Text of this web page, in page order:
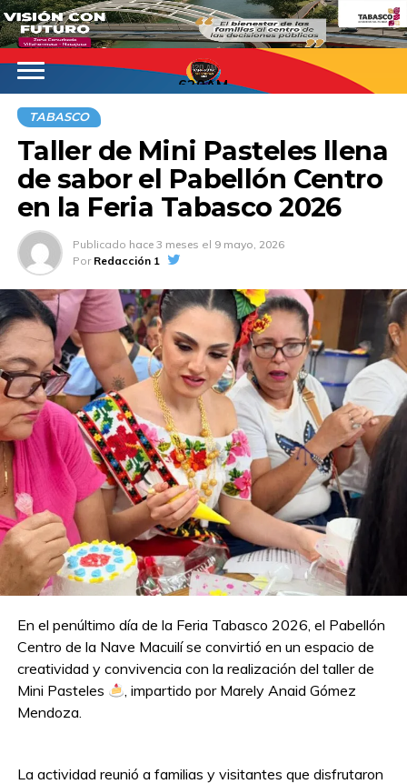
620AM
TABASCO
Taller de Mini Pasteles llena
de sabor el Pabellón Centro
en la Feria Tabasco 2026
Publicado hace 3 meses el 9 mayo, 2026
Por Redacción 1
En el penúltimo día de la Feria Tabasco 2026, el Pabellón
Centro de la Nave Macuilí se convirtió en un espacio de
creatividad y convivencia con la realización del taller de
Mini Pasteles
, impartido por Marely Anaid Gómez
Mendoza.
La actividad reunió a familias y visitantes que disfrutaron